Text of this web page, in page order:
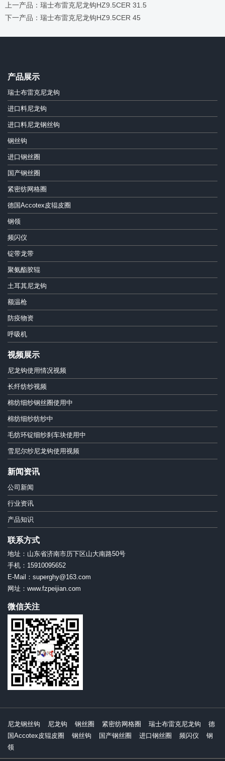
上一产品：瑞士布雷克尼龙钩HZ9.5CER 31.5
下一产品：瑞士布雷克尼龙钩HZ9.5CER 45
产品展示
瑞士布雷克尼龙钩
进口料尼龙钩
进口料尼龙钢丝钩
钢丝钩
进口钢丝圈
国产钢丝圈
紧密纺网格圈
德国Accotex皮辊皮圈
钢领
频闪仪
锭带龙带
聚氨酯胶辊
土耳其尼龙钩
额温枪
防疫物资
呼吸机
视频展示
尼龙钩使用情况视频
长纤纺纱视频
棉纺细纱钢丝圈使用中
棉纺细纱纺纱中
毛纺环锭细纱刹车块使用中
雪尼尔纱尼龙钩使用视频
新闻资讯
公司新闻
行业资讯
产品知识
联系方式
地址：山东省济南市历下区山大南路50号
手机：15910095652
E-Mail：superghy@163.com
网址：www.fzpeijian.com
微信关注
尼龙钢丝钩 尼龙钩 钢丝圈 紧密纺网格圈 瑞士布雷克尼龙钩
德
国Accotex皮辊皮圈
钢丝钩 国产钢丝圈 进口钢丝圈 频闪仪
钢
领